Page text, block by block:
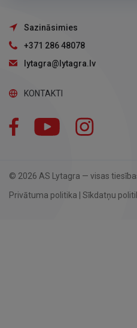
Sazināsimies
+371 286 48078
lytagra@lytagra.lv
KONTAKTI
Facebook YouTube
© 2026 AS Lytagra — visas
Privātuma politika | Sīkdatņu